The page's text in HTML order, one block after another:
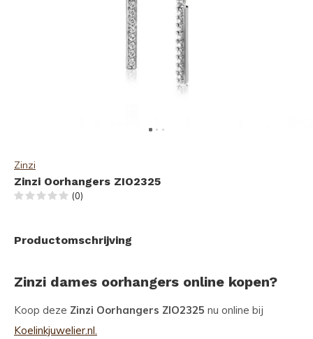
Zinzi
Zinzi Oorhangers ZIO2325
(0)
Productomschrijving
Zinzi dames oorhangers online kopen?
Koop deze Zinzi Oorhangers ZIO2325 nu online bij
Koelinkjuwelier.nl.